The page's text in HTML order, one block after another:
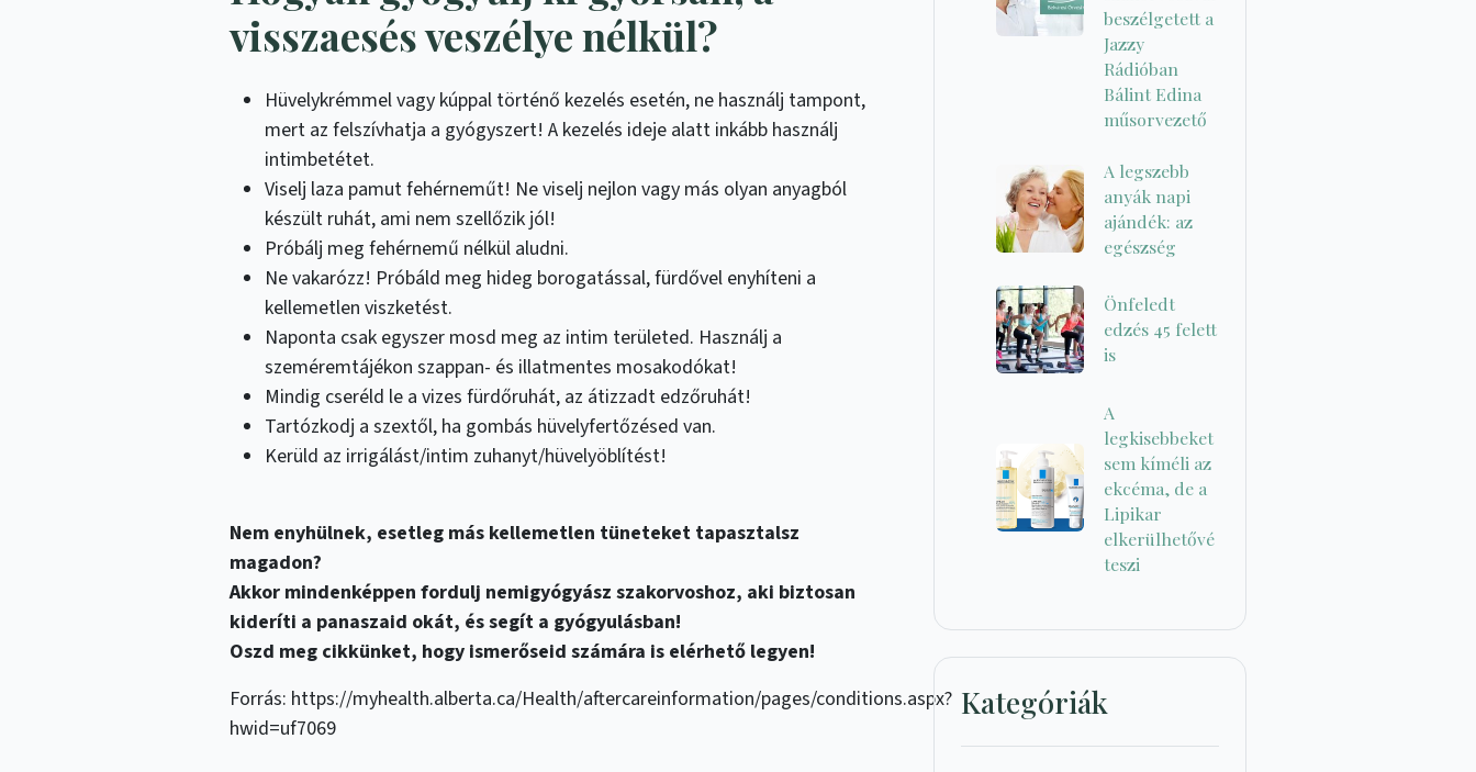
visszaesés veszélye nélkül?
Hüvelykrémmel vagy kúppal történő kezelés esetén, ne használj tampont,
mert az felszívhatja a gyógyszert! A kezelés ideje alatt inkább használj
intimbetétet.
Viselj laza pamut fehérneműt! Ne viselj nejlon vagy más olyan anyagból
készült ruhát, ami nem szellőzik jól!
Próbálj meg fehérnemű nélkül aludni.
Ne vakarózz! Próbáld meg hideg borogatással, fürdővel enyhíteni a
kellemetlen viszketést.
Naponta csak egyszer mosd meg az intim területed. Használj a
szeméremtájékon szappan- és illatmentes mosakodókat!
Mindig cseréld le a vizes fürdőruhát, az átizzadt edzőruhát!
Tartózkodj a szextől, ha gombás hüvelyfertőzésed van.
Kerüld az irrigálást/intim zuhanyt/hüvelyöblítést!
Nem enyhülnek, esetleg más kellemetlen tüneteket tapasztalsz
magadon?
Akkor mindenképpen fordulj nemigyógyász szakorvoshoz, aki biztosan
kideríti a panaszaid okát, és segít a gyógyulásban!
Oszd meg cikkünket, hogy ismerőseid számára is elérhető legyen!
Forrás: https://myhealth.alberta.ca/Health/aftercareinformation/pages/conditions.aspx?
hwid=uf7069
beszélgetett a
Jazzy
Rádióban
Bálint Edina
műsorvezető
A legszebb
anyák napi
ajándék: az
egészség
Önfeledt
edzés 45 felett
is
A
legkisebbeket
sem kíméli az
ekcéma, de a
Lipikar
elkerülhetővé
teszi
Kategóriák